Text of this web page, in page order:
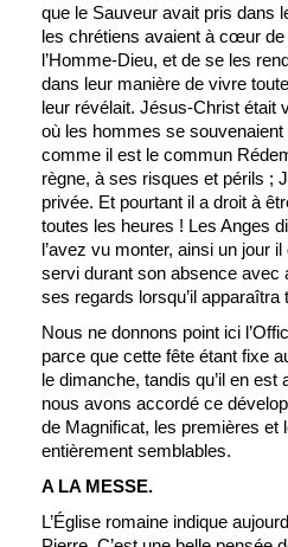
que le Sauveur avait pris dans
les chrétiens avaient à cœur
l’Homme-Dieu, et de se les
dans leur manière de vivre
leur révélait. Jésus-Christ était
où les hommes se
comme il est le commun
règne, à ses risques et périls ;
privée. Et pourtant il a droit à
toutes les heures ! Les Anges
l’avez vu monter, ainsi un jour
servi durant son absence avec
ses regards lorsqu’il apparaîtra
Nous ne donnons point ici
parce que cette fête étant fixe
le dimanche, tandis qu’il en
nous avons accordé ce
de Magnificat, les premières et
entièrement semblables.
A LA MESSE.
L’Église romaine indique